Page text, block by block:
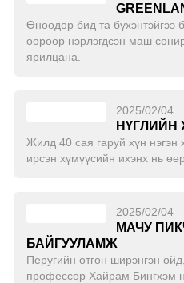
Өнөөдөр бид та бүхэнтэйгээ
өөрөөр нэрлэгдсэн маш
ярилцана.
2025/02/04
НҮГЛИЙН
Жилд 40 сая гаруй хүн нэгэн
ирсэн хүмүүсийн ихэнх нь
2025/02/04
МАЧУ
БАЙГУУЛАМЖ
Перугийн өтгөн ширэнгэн
профессор Хайрам Бингхэм